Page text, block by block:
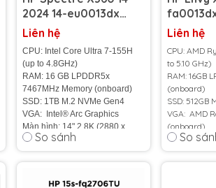
2024 14-eu0013dx
(Intel Core Ultra 7-
155H | RAM 16GB | SSD
1TB | 14 inch 2.8K
OLED)
Liên hệ
CPU: Intel Core Ultra 7-155H
(up to 4.8GHz)
RAM: 16 GB LPDDR5x
7467MHz Memory (onboard)
SSD: 1TB M.2 NVMe Gen4
VGA: Intel® Arc Graphics
Màn hình: 14" 2.8K (2880 x
1800), OLED
Cân nặng: 1.45 Kg
Màu sắc: Nightfall Black
So sánh
5-
SSD
FHD+
Liên hệ
CPU: AMD
to 5.10 GHz)
RAM: 16GB
(onboard)
SSD: 512GB
VGA: AMD
(onboard)
Màn hình:
1200) IPS
Cân nặng:
So